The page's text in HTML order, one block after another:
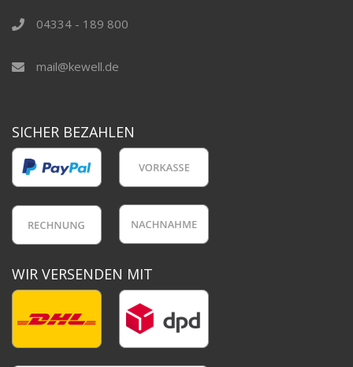
04334 - 189 800
mail@kewell.de
SICHER BEZAHLEN
WIR VERSENDEN MIT